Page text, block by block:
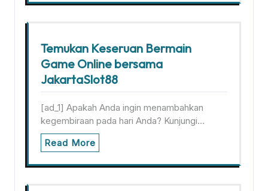
Temukan Keseruan Bermain
Game Online bersama
JakartaSlot88
[ad_1] Apakah Anda ingin menambahkan
kegembiraan pada hari Anda? Kunjungi…
Read More